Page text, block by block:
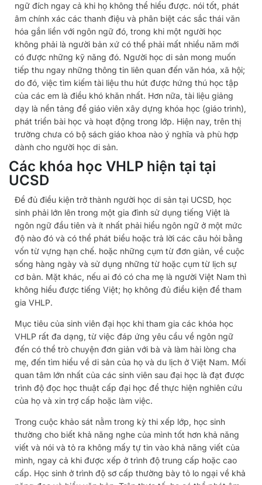
ngữ đích ngay cả khi họ không thể hiểu được. nói tốt, phát
âm chính xác các thanh điệu và phân biệt các sắc thái văn
hóa gắn liền với ngôn ngữ đó, trong khi một người học
không phải là người bản xứ có thể phải mất nhiều năm mới
có được những kỹ năng đó. Người học di sản mong muốn
tiếp thu ngay những thông tin liên quan đến văn hóa, xã hội;
do đó, việc tìm kiếm tài liệu thu hút được hứng thú học tập
của các em là điều khó khăn nhất. Hơn nữa, tài liệu giảng
dạy là nền tảng để giáo viên xây dựng khóa học (giáo trình),
phát triển bài học và hoạt động trong lớp. Hiện nay, trên thị
trường chưa có bộ sách giáo khoa nào ý nghĩa và phù hợp
dành cho người học di sản.
Các khóa học VHLP hiện tại tại
UCSD
Để đủ điều kiện trở thành người học di sản tại UCSD, học
sinh phải lớn lên trong một gia đình sử dụng tiếng Việt là
ngôn ngữ đầu tiên và ít nhất phải hiểu ngôn ngữ ở một mức
độ nào đó và có thể phát biểu hoặc trả lời các câu hỏi bằng
vốn từ vựng hạn chế. hoặc những cụm từ đơn giản, về cuộc
sống hàng ngày và sử dụng những từ hoặc cụm từ lịch sự
cơ bản. Mặt khác, nếu ai đó có cha mẹ là người Việt Nam thì
không hiểu được tiếng Việt; họ không đủ điều kiện để tham
gia VHLP.
Mục tiêu của sinh viên đại học khi tham gia các khóa học
VHLP rất đa dạng, từ việc đáp ứng yêu cầu về ngôn ngữ
đến có thể trò chuyện đơn giản với bà và làm hài lòng cha
mẹ, đến tìm hiểu về di sản của họ và du lịch ở Việt Nam. Mối
quan tâm lớn nhất của các sinh viên sau đại học là đạt được
trình độ đọc học thuật cấp đại học để thực hiện nghiên cứu
của họ và xin trợ cấp hoặc làm việc.
Trong cuộc khảo sát nằm trong kỳ thi xếp lớp, học sinh
thường cho biết khả năng nghe của mình tốt hơn khả năng
viết và nói và tỏ ra không mấy tự tin vào khả năng viết của
mình, ngay cả khi được xếp ở trình độ trung cấp hoặc cao
cấp. Học sinh ở trình độ sơ cấp thường bày tỏ lo ngại về khả